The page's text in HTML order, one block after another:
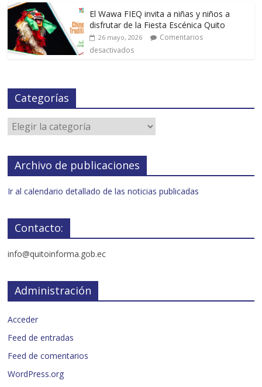
El Wawa FIEQ invita a niñas y niños a
disfrutar de la Fiesta Escénica Quito
26 mayo, 2026
Comentarios
desactivados
Categorías
Archivo de publicaciones
Ir al calendario detallado de las noticias publicadas
Contacto:
info@quitoinforma.gob.ec
Administración
Acceder
Feed de entradas
Feed de comentarios
WordPress.org